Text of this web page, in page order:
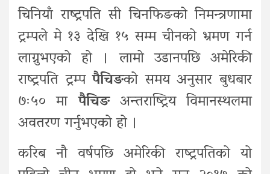
चिनियाँ राष्ट्रपति सी चिनफिङको निमन्त्रणामा
ट्रम्पले मे १३ देखि १५ सम्म चीनको भ्रमण गर्न
लाग्नुभएको हो । लामो उडानपछि अमेरिकी
राष्ट्रपति ट्रम्पपैचिङको समय अनुसार बुधबार
७ः५० मापैचिङ अन्तराष्ट्रिय विमानस्थलमा
अवतरण गर्नुभएको हो ।
करिब नौ वर्षपछि अमेरिकी राष्ट्रपतिको यो